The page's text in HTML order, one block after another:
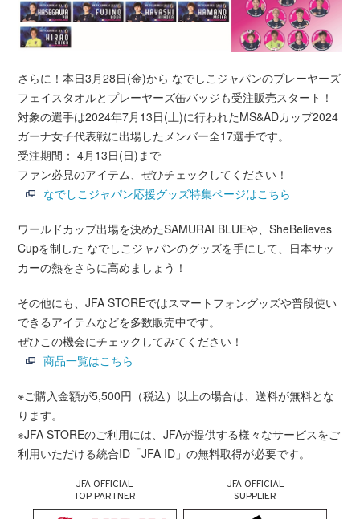
さらに！本日3月28日(金)から なでしこジャパンのプレーヤーズ
フェイスタオルとプレーヤーズ缶バッジも受注販売スタート！
対象の選手は2024年7月13日(土)に行われたMS&ADカップ2024
ガーナ女子代表戦に出場したメンバー全17選手です。
受注期間： 4月13日(日)まで
ファン必見のアイテム、ぜひチェックしてください！
なでしこジャパン応援グッズ特集ページはこちら
ワールドカップ出場を決めたSAMURAI BLUEや、SheBelieves
Cupを制した なでしこジャパンのグッズを手にして、日本サッ
カーの熱をさらに高めましょう！
その他にも、JFA STOREではスマートフォングッズや普段使い
できるアイテムなどを多数販売中です。
ぜひこの機会にチェックしてみてください！
商品一覧はこちら
※ご購入金額が5,500円（税込）以上の場合は、送料が無料とな
ります。
※JFA STOREのご利用には、JFAが提供する様々なサービスをご
利用いただける統合ID「JFA ID」の無料取得が必要です。
JFA OFFICIAL
TOP PARTNER
JFA OFFICIAL
SUPPLIER